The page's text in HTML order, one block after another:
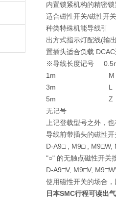
内置锁紧机构的精密
适合磁性开关/磁性开
种类特殊机能导线引
出方式指示灯配线(输
置插头适合负载 DCAC
※导线长度记
1m M (例)
3m L (例)
5m Z (例)
无记号 N (
上记登载型号之外，
导线前带插头的磁性
D-A9□ , M9□ , M9□W,
"○" 的无触点磁性开关
D-A9□V, M9□V,
使用磁性开关的场合
日本SMC行程可读出